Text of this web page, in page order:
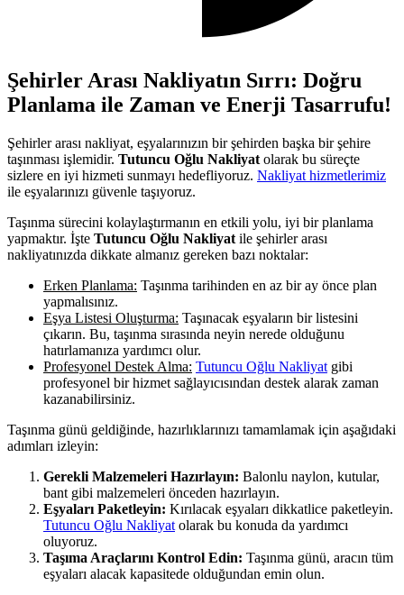
Şehirler Arası Nakliyatın Sırrı: Doğru
Planlama ile Zaman ve Enerji Tasarrufu!
Şehirler arası nakliyat, eşyalarınızın bir şehirden başka bir şehire
taşınması işlemidir. Tutuncu Oğlu Nakliyat olarak bu süreçte
sizlere en iyi hizmeti sunmayı hedefliyoruz. Nakliyat hizmetlerimiz
ile eşyalarınızı güvenle taşıyoruz.
Taşınma sürecini kolaylaştırmanın en etkili yolu, iyi bir planlama
yapmaktır. İşte Tutuncu Oğlu Nakliyat ile şehirler arası
nakliyatınızda dikkate almanız gereken bazı noktalar:
Erken Planlama: Taşınma tarihinden en az bir ay önce plan
yapmalısınız.
Eşya Listesi Oluşturma: Taşınacak eşyaların bir listesini
çıkarın. Bu, taşınma sırasında neyin nerede olduğunu
hatırlamanıza yardımcı olur.
Profesyonel Destek Alma: Tutuncu Oğlu Nakliyat gibi
profesyonel bir hizmet sağlayıcısından destek alarak zaman
kazanabilirsiniz.
Taşınma günü geldiğinde, hazırlıklarınızı tamamlamak için aşağıdaki
adımları izleyin:
Gerekli Malzemeleri Hazırlayın: Balonlu naylon, kutular,
bant gibi malzemeleri önceden hazırlayın.
Eşyaları Paketleyin: Kırılacak eşyaları dikkatlice paketleyin.
Tutuncu Oğlu Nakliyat olarak bu konuda da yardımcı
oluyoruz.
Taşıma Araçlarını Kontrol Edin: Taşınma günü, aracın tüm
eşyaları alacak kapasitede olduğundan emin olun.